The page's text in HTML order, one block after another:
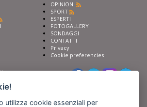
OPINIONI
SPORT
ESPERTI
FOTOGALLERY
SONDAGGI
CONTATTI
Privacy
Cookie preferencies
di
utilizza cookie essenziali per